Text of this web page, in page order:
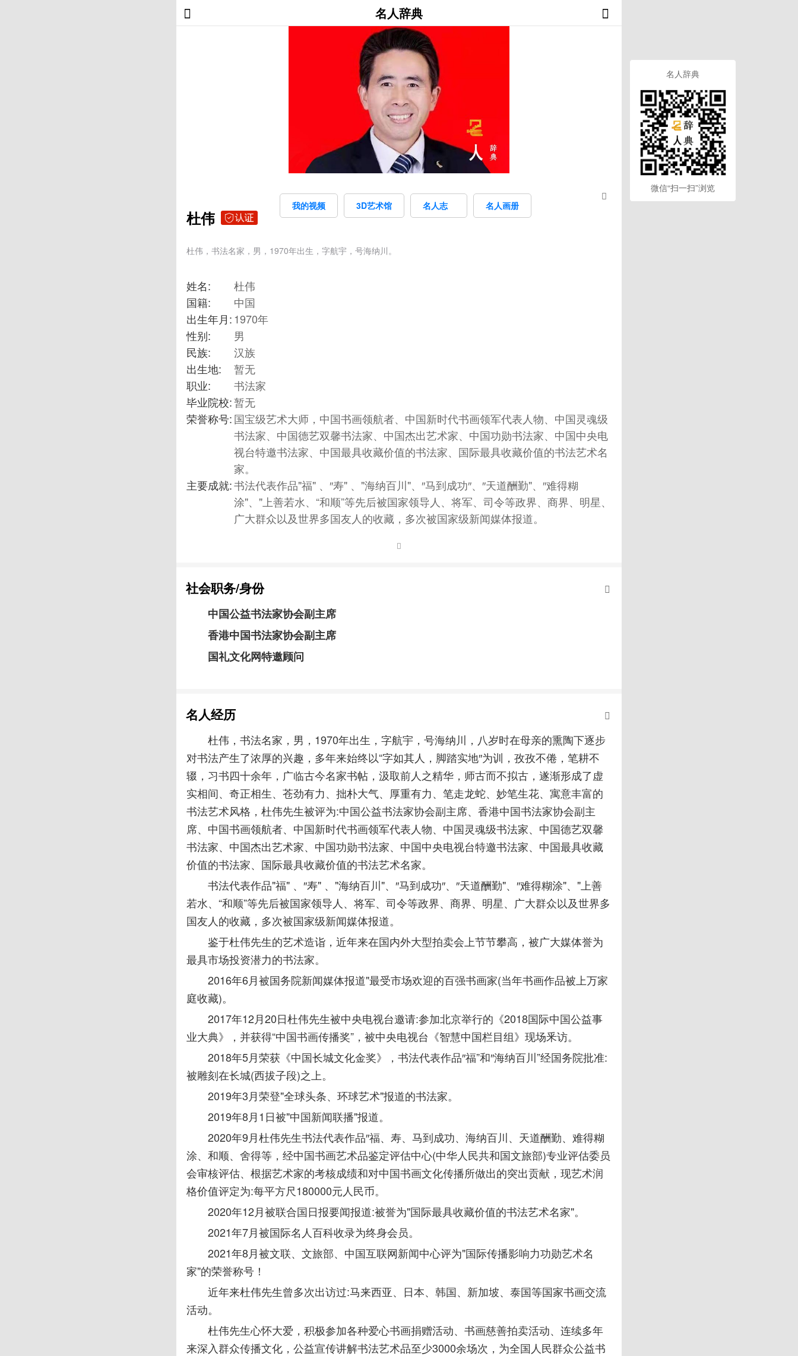
名人辞典
杜伟
我的视频 3D艺术馆 名人志 名人画册
杜伟，书法名家，男，1970年出生，字航宇，号海纳川。
姓名:
杜伟
国籍:
中国
出生年月: 1970年
性别:
男
民族:
汉族
出生地:
暂无
职业:
书法家
毕业院校:暂无
荣誉称号:国宝级艺术大师，中国书画领航者、中国新时代书画领军代表人物、中国灵魂级
书法家、中国德艺双馨书法家、中国杰出艺术家、中国功勋书法家、中国中央电
视台特邀书法家、中国最具收藏价值的书法家、国际最具收藏价值的书法艺术名
家。
主要成就:书法代表作品"福" 、″寿" 、"海纳百川"、″马到成功″、″天道酬勤"、″难得糊
涂"、"上善若水、“和顺”等先后被国家领导人、将军、司令等政界、商界、明星、
广大群众以及世界多国友人的收藏，多次被国家级新闻媒体报道。
社会职务/身份
中国公益书法家协会副主席
香港中国书法家协会副主席
国礼文化网特邀顾问
名人经历
杜伟，书法名家，男，1970年出生，字航宇，号海纳川，八岁时在母亲的熏陶下逐步
对书法产生了浓厚的兴趣，多年来始终以“字如其人，脚踏实地″为训，孜孜不倦，笔耕不
辍，习书四十余年，广临古今名家书帖，汲取前人之精华，师古而不拟古，遂渐形成了虚
实相间、奇正相生、苍劲有力、拙朴大气、厚重有力、笔走龙蛇、妙笔生花、寓意丰富的
书法艺术风格，杜伟先生被评为:中国公益书法家协会副主席、香港中国书法家协会副主
席、中国书画领航者、中国新时代书画领军代表人物、中国灵魂级书法家、中国德艺双馨
书法家、中国杰出艺术家、中国功勋书法家、中国中央电视台特邀书法家、中国最具收藏
价值的书法家、国际最具收藏价值的书法艺术名家。
书法代表作品"福" 、″寿" 、"海纳百川"、″马到成功″、″天道酬勤"、″难得糊涂"、"上善
若水、“和顺”等先后被国家领导人、将军、司令等政界、商界、明星、广大群众以及世界多
国友人的收藏，多次被国家级新闻媒体报道。
鉴于杜伟先生的艺术造诣，近年来在国内外大型拍卖会上节节攀高，被广大媒体誉为
最具市场投资潜力的书法家。
2016年6月被国务院新闻媒体报道"最受市场欢迎的百强书画家(当年书画作品被上万家
庭收藏)。
2017年12月20日杜伟先生被中央电视台邀请:参加北京举行的《2018国际中国公益事
业大典》，并获得“中国书画传播奖”，被中央电视台《智慧中国栏目组》现场釆访。
2018年5月荣获《中国长城文化金奖》，书法代表作品″福”和″海纳百川”经国务院批准:
被雕刻在长城(西拔子段)之上。
2019年3月荣登"全球头条、环球艺术"报道的书法家。
2019年8月1日被"中国新闻联播"报道。
2020年9月杜伟先生书法代表作品″福、寿、马到成功、海纳百川、天道酬勤、难得糊
涂、和顺、舍得等，经中国书画艺术品鉴定评估中心(中华人民共和国文旅部)专业评估委员
会审核评估、根据艺术家的考核成绩和对中国书画文化传播所做出的突出贡献，现艺术润
格价值评定为:每平方尺180000元人民币。
2020年12月被联合国日报要闻报道:被誉为"国际最具收藏价值的书法艺术名家"。
2021年7月被国际名人百科收录为终身会员。
2021年8月被文联、文旅部、中国互联网新闻中心评为"国际传播影响力功勋艺术名
家"的荣誉称号！
近年来杜伟先生曾多次出访过:马来西亚、日本、韩国、新加坡、泰国等国家书画交流
活动。
杜伟先生心怀大爱，积极参加各种爱心书画捐赠活动、书画慈善拍卖活动、连续多年
来深入群众传播文化，公益宣传讲解书法艺术品至少3000余场次，为全国人民群众公益书
名人辞典
微信“扫一扫”浏览